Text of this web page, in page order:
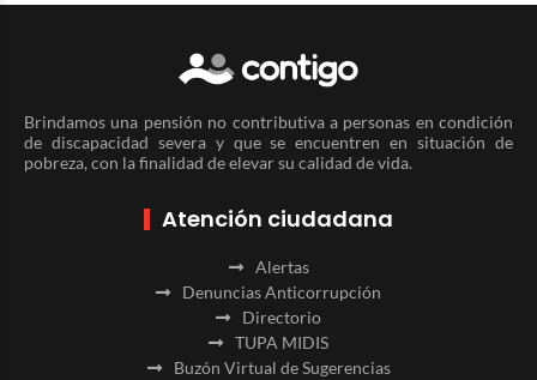
Brindamos una pensión no contributiva a personas en condición
de discapacidad severa y que se encuentren en situación de
pobreza, con la finalidad de elevar su calidad de vida.
Atención ciudadana
Alertas
Denuncias Anticorrupción
Directorio
TUPA MIDIS
Buzón Virtual de Sugerencias